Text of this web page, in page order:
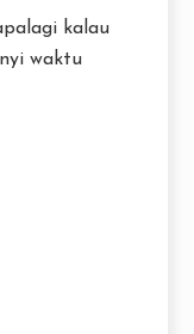
kalau
waktu